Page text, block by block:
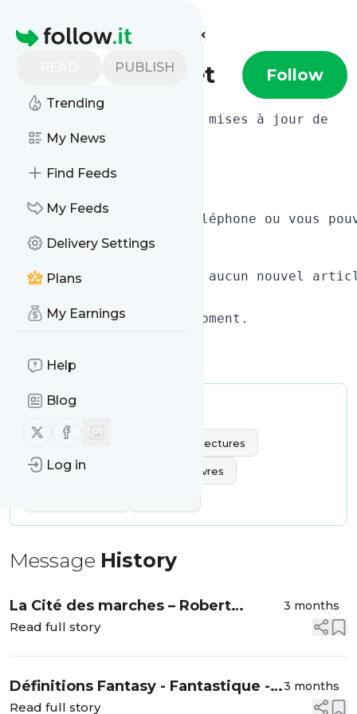
Homepage
PUBLISH
Trending
My News
Find Feeds
My Feeds
Delivery Settings
Plans
My Earnings
Help
Blog
Follow us on X (twitter)
Follow us on Facebook
Log in
Find more feeds
Lesmotsdenanet Follow
Lesmotsdenanet
Par e-mail, via votre téléphone ou vous
Désabonnez-vous à tout moment.
Publisher:
Tags:
articles lectures
fantastique chronique de livres
Message History
La Cité des marches – Robert
Jackson Bennett
3 months
Read full story
Définitions Fantasy - Fantastique -
SF
3 months
Read full story